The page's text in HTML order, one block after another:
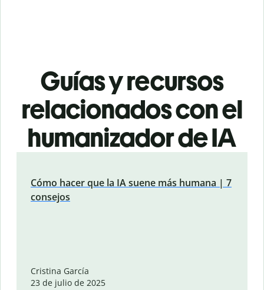
Guías y recursos
relacionados con el
humanizador de IA
Cómo hacer que la IA suene más humana | 7
consejos
Cristina García
23 de julio de 2025